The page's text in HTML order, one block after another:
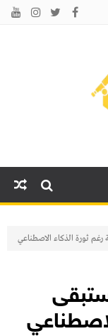
ثورة الذكاء الاصطناعي